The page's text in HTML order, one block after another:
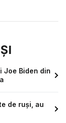
Joe Biden din
de ruși, au